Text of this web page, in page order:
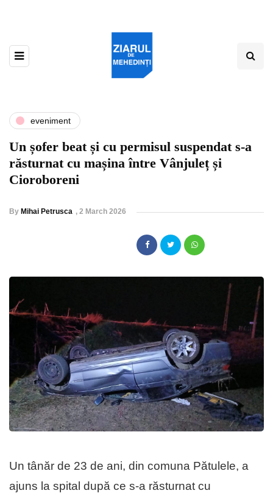
eveniment
Un șofer beat și cu permisul suspendat s-a
răsturnat cu mașina între Vânjuleț și
Cioroboreni
By Mihai Petrusca , 2 March 2026
Un tânăr de 23 de ani, din comuna Pătulele, a
ajuns la spital după ce s-a răsturnat cu